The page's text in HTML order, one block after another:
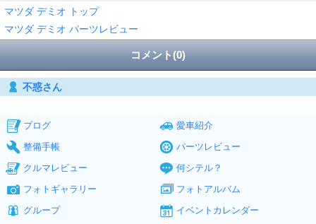
マツダ デミオ トップ
マツダ デミオ パーツレビュー
コメント(0)
不惑さん
ブログ
愛車紹介
整備手帳
パーツレビュー
クルマレビュー
何シテル？
フォトギャラリー
フォトアルバム
グループ
イベントカレンダー